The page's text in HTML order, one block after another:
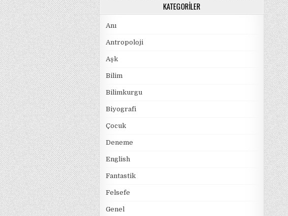
KATEGORILER
Anı
Antropoloji
Aşk
Bilim
Bilimkurgu
Biyografi
Çocuk
Deneme
English
Fantastik
Felsefe
Genel